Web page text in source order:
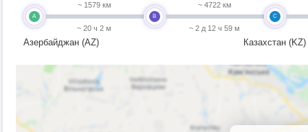
A
Азербайджан (AZ)
~ 1579 км
~ 20 ч 2 м
B
~ 4722 км
~ 2 д 12 ч 59 м
C
Казахстан (KZ)